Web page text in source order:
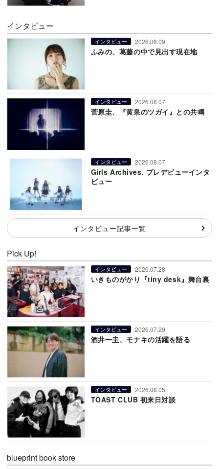
インタビュー
インタビュー 2026.08.09
ふみの、葛藤の中で見出す現在地
インタビュー 2026.08.07
菅原圭、『黄泉のツガイ』との共鳴
インタビュー 2026.08.07
Girls Archives. プレデビューインタ
ビュー
インタビュー記事一覧
Pick Up!
インタビュー 2026.07.28
いきものがかり『tiny desk』舞台裏
インタビュー 2026.07.29
酒井一圭、モナキの活躍を語る
インタビュー 2026.08.05
TOAST CLUB 初来日対談
blueprint book store